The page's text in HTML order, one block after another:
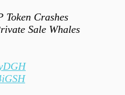
Token Crashes
Sale Whales